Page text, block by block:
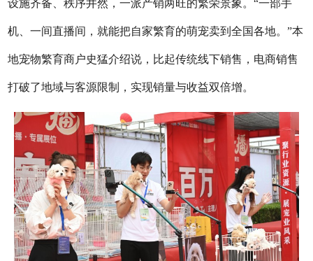
设施齐备、秩序井然，一派产销两旺的繁荣景象。“一部手
机、一间直播间，就能把自家繁育的萌宠卖到全国各地。”本
地宠物繁育商户史猛介绍说，比起传统线下销售，电商销售
打破了地域与客源限制，实现销量与收益双倍增。